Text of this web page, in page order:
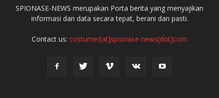
SPIONASE-NEWS merupakan Porta berita yang menyajikan
informasi dan data secara tepat, berani dan pasti.
Contact us: costumer[at]spionase-news[dot]com